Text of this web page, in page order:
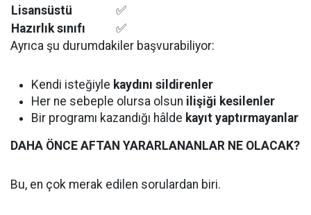
Lisansüstü
✅
Hazırlık sınıfı
✅
Ayrıca şu durumdakiler başvurabiliyor:
Kendi isteğiyle kaydını sildirenler
Her ne sebeple olursa olsun ilişiği kesilenler
Bir programı kazandığı hâlde kayıt yaptırmayanlar
DAHA ÖNCE AFTAN YARARLANANLAR NE OLACAK?
Bu, en çok merak edilen sorulardan biri.